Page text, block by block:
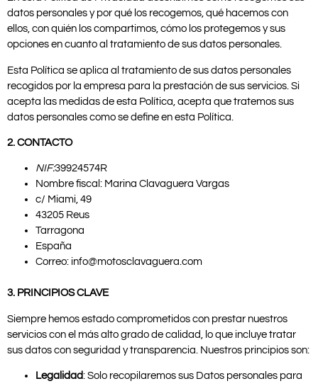
datos personales y por qué los recogemos, qué hacemos con
ellos, con quién los compartimos, cómo los protegemos y sus
opciones en cuanto al tratamiento de sus datos personales.
Esta Política se aplica al tratamiento de sus datos personales
recogidos por la empresa para la prestación de sus servicios. Si
acepta las medidas de esta Política, acepta que tratemos sus
datos personales como se define en esta Política.
2. CONTACTO
NIF:39924574R
Nombre fiscal: Marina Clavaguera Vargas
c/ Miami, 49
43205 Reus
Tarragona
España
Correo: info@motosclavaguera.com
3. PRINCIPIOS CLAVE
Siempre hemos estado comprometidos con prestar nuestros
servicios con el más alto grado de calidad, lo que incluye tratar
sus datos con seguridad y transparencia. Nuestros principios son:
Legalidad: Solo recopilaremos sus Datos personales para